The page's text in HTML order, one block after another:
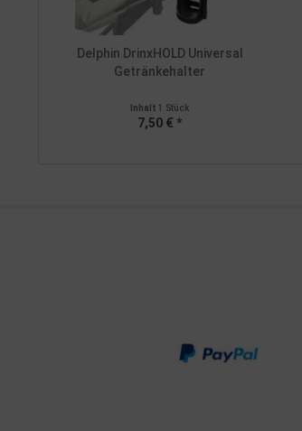
Delphin DrinxHOLD Universal
Getränkehalter
Inhalt1 Stück
7,50 € *